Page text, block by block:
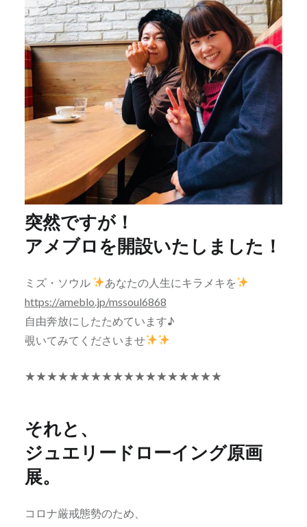
突然ですが！
アメブロを開設いたしました！
ミズ・ソウル
あなたの人生にキラメキを
https://ameblo.jp/mssoul6868
自由奔放にしたためています♪
覗いてみてくださいませ
★★★★★★★★★★★★★★★★★★
それと、
ジュエリードローイング原画
展。
コロナ厳戒態勢のため、